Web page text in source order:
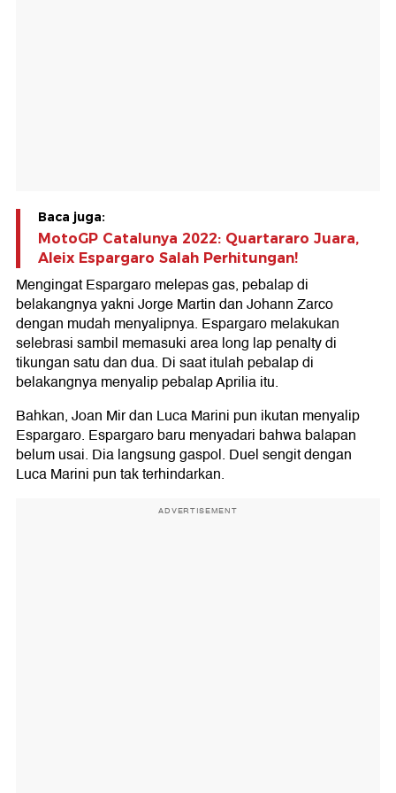
Baca juga:
MotoGP Catalunya 2022: Quartararo Juara,
Aleix Espargaro Salah Perhitungan!
Mengingat Espargaro melepas gas, pebalap di
belakangnya yakni Jorge Martin dan Johann Zarco
dengan mudah menyalipnya. Espargaro melakukan
selebrasi sambil memasuki area long lap penalty di
tikungan satu dan dua. Di saat itulah pebalap di
belakangnya menyalip pebalap Aprilia itu.
Bahkan, Joan Mir dan Luca Marini pun ikutan menyalip
Espargaro. Espargaro baru menyadari bahwa balapan
belum usai. Dia langsung gaspol. Duel sengit dengan
Luca Marini pun tak terhindarkan.
ADVERTISEMENT